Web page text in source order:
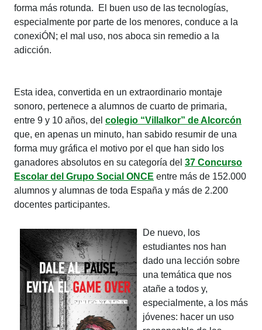
forma más rotunda. El buen uso de las tecnologías,
especialmente por parte de los menores, conduce a la
conexiÓN; el mal uso, nos aboca sin remedio a la
adicción.
Esta idea, convertida en un extraordinario montaje
sonoro, pertenece a alumnos de cuarto de primaria,
entre 9 y 10 años, del colegio “Villalkor” de Alcorcón
que, en apenas un minuto, han sabido resumir de una
forma muy gráfica el motivo por el que han sido los
ganadores absolutos en su categoría del 37 Concurso
Escolar del Grupo Social ONCE entre más de 152.000
alumnos y alumnas de toda España y más de 2.200
docentes participantes.
De nuevo, los
estudiantes nos han
dado una lección sobre
una temática que nos
atañe a todos y,
especialmente, a los más
jóvenes: hacer un uso